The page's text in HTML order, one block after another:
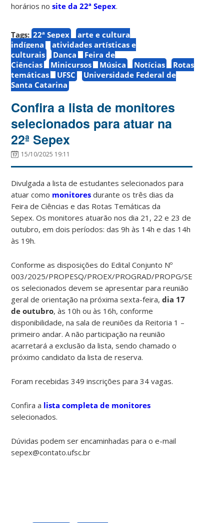
horários nosite da 22ª Sepex.
Tags: 22ª Sepex
arte e cultura
indígena
atividades artísticas e
culturais
Dança
Feira de
Ciências
Minicursos Música Notícias
Rotas
temáticas
UFSC
Universidade Federal de
Santa Catarina
Confira a lista de monitores
selecionados para atuar na
22ª Sepex
15/10/2025 19:11
Divulgada a lista de estudantes selecionados para
atuar como monitoresdurante os três dias da
Feira de Ciências e das Rotas Temáticas da
Sepex. Os monitores atuarão nos dia 21, 22 e 23 de
outubro, em dois períodos: das 9h às 14h e das 14h
às 19h.
Conforme as disposições do Edital Conjunto Nº
003/2025/PROPESQ/PROEX/PROGRAD/PROPG/SECOM/
os selecionados devem se apresentar para reunião
geral de orientação na próxima sexta-feira,dia 17
de outubro, às 10h ou às 16h, conforme
disponibilidade, na sala de reuniões da Reitoria 1 –
primeiro andar. A não participação na reunião
acarretará a exclusão da lista, sendo chamado o
próximo candidato da lista de reserva.
Foram recebidas 349 inscrições para 34 vagas.
Confira a lista completa de monitores
selecionados.
Dúvidas podem ser encaminhadas para o e-mail
sepex@contato.ufsc.br